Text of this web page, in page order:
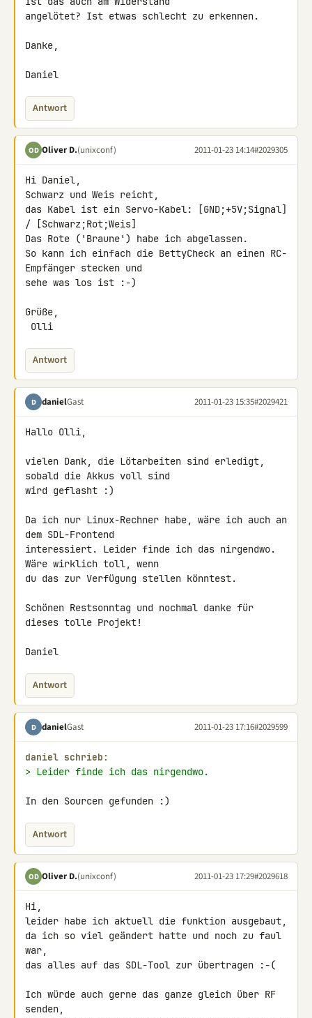
angelötet? Ist etwas schlecht zu erkennen.
Danke,
Daniel
Antwort
OD Oliver D.(unixconf) 2011-01-23 14:14#2029305
Hi Daniel,
Schwarz und Weis reicht,
das Kabel ist ein Servo-Kabel: [GND;+5V;Signal]
/ [Schwarz;Rot;Weis]
Das Rote ('Braune') habe ich abgelassen.
So kann ich einfach die BettyCheck an einen RC-
Empfänger stecken und
sehe was los ist :-)
Grüße,
Olli
Antwort
D danielGast 2011-01-23 15:35#2029421
Hallo Olli,
vielen Dank, die Lötarbeiten sind erledigt,
sobald die Akkus voll sind
wird geflasht :)
Da ich nur Linux-Rechner habe, wäre ich auch an
dem SDL-Frontend
interessiert. Leider finde ich das nirgendwo.
Wäre wirklich toll, wenn
du das zur Verfügung stellen könntest.
Schönen Restsonntag und nochmal danke für
dieses tolle Projekt!
Daniel
Antwort
D danielGast 2011-01-23 17:16#2029599
daniel schrieb:
> Leider finde ich das nirgendwo.
In den Sourcen gefunden :)
Antwort
OD Oliver D.(unixconf) 2011-01-23 17:29#2029618
Hi,
leider habe ich aktuell die funktion ausgebaut,
da ich so viel geändert hatte und noch zu faul
war,
das alles auf das SDL-Tool zur übertragen :-(
Ich würde auch gerne das ganze gleich über RF
senden,